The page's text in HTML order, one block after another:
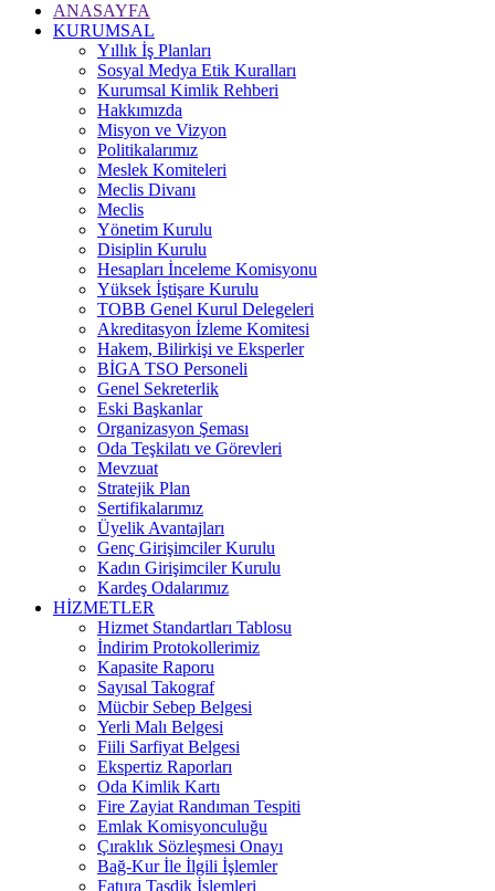
ANASAYFA
KURUMSAL
Yıllık İş Planları
Sosyal Medya Etik Kuralları
Kurumsal Kimlik Rehberi
Hakkımızda
Misyon ve Vizyon
Politikalarımız
Meslek Komiteleri
Meclis Divanı
Meclis
Yönetim Kurulu
Disiplin Kurulu
Hesapları İnceleme Komisyonu
Yüksek İştişare Kurulu
TOBB Genel Kurul Delegeleri
Akreditasyon İzleme Komitesi
Hakem, Bilirkişi ve Eksperler
BİGA TSO Personeli
Genel Sekreterlik
Eski Başkanlar
Organizasyon Şeması
Oda Teşkilatı ve Görevleri
Mevzuat
Stratejik Plan
Sertifikalarımız
Üyelik Avantajları
Genç Girişimciler Kurulu
Kadın Girişimciler Kurulu
Kardeş Odalarımız
HİZMETLER
Hizmet Standartları Tablosu
İndirim Protokollerimiz
Kapasite Raporu
Sayısal Takograf
Mücbir Sebep Belgesi
Yerli Malı Belgesi
Fiili Sarfiyat Belgesi
Ekspertiz Raporları
Oda Kimlik Kartı
Fire Zayiat Randıman Tespiti
Emlak Komisyonculuğu
Çıraklık Sözleşmesi Onayı
Bağ-Kur İle İlgili İşlemler
Fatura Tasdik İşlemleri